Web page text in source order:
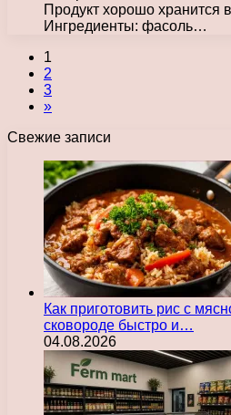
Продукт хорошо хранится
Ингредиенты: фасоль…
1
2
3
»
Свежие записи
Как приготовить рис с
сковороде быстро и…
04.08.2026